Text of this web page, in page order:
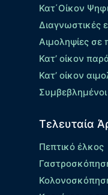
Κατ΄Οίκον
Διαγνωστικές
Αιμοληψίες σε
Κατ’ οίκον
Κατ’ οίκον
Τελευταία
Πεπτικό έλκος